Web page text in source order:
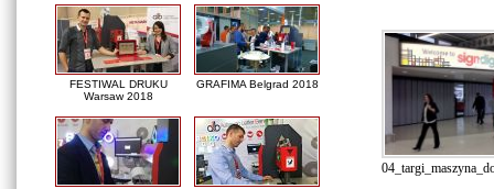
FESTIWAL DRUKU
Warsaw 2018
GRAFIMA Belgrad 2018